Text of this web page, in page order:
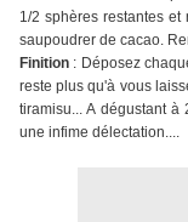
1/2 sphères restantes
saupoudrer de cacao.
Finition : Déposez
reste plus qu'à vous
tiramisu... A dégustant à
une infime délectation....